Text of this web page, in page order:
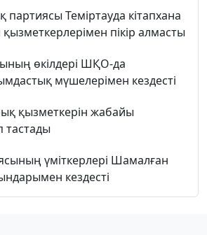
партиясы Теміртауда кітапхана
пікір алмасты
өкілдері ШҚО-да
мүшелерімен кездесті
қызметкерін жабайы
тастады
үміткерлері Шамалған
кездесті